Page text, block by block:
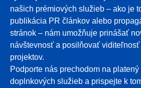
našich prémiových služieb – ako je
publikácia PR článkov alebo
stránok – nám umožňuje prinášať
návštevnosť a posilňovať viditeľnosť
projektov.
Podporte nás prechodom na
doplnkových služieb a prispejte k